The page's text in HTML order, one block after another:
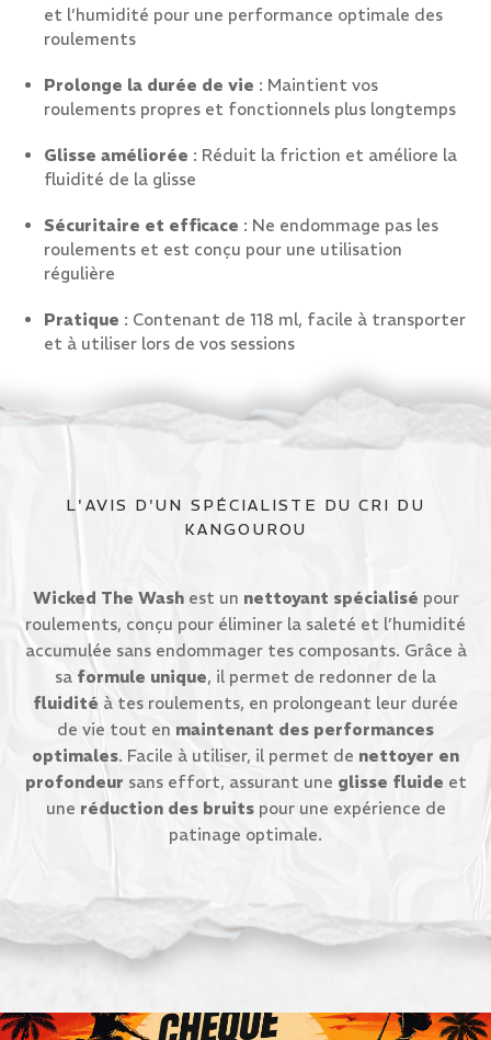
et l’humidité pour une performance optimale des
roulements
Prolonge la durée de vie : Maintient vos
roulements propres et fonctionnels plus longtemps
Glisse améliorée : Réduit la friction et améliore la
fluidité de la glisse
Sécuritaire et efficace : Ne endommage pas les
roulements et est conçu pour une utilisation
régulière
Pratique : Contenant de 118 ml, facile à transporter
et à utiliser lors de vos sessions
L'AVIS D'UN SPÉCIALISTE DU CRI DU
KANGOUROU
Wicked The Washest un nettoyant spécialisé pour
roulements, conçu pour éliminer la saleté et l’humidité
accumulée sans endommager tes composants. Grâce à
sa formule unique, il permet de redonner de la
fluidité à tes roulements, en prolongeant leur durée
de vie tout en maintenant des performances
optimales. Facile à utiliser, il permet de nettoyer en
profondeur sans effort, assurant une glisse fluide et
une réduction des bruitspour une expérience de
patinage optimale.